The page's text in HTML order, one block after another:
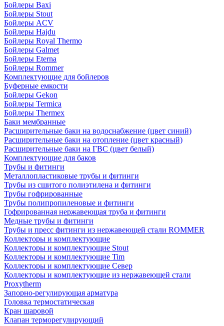
Бойлеры Baxi
Бойлеры Stout
Бойлеры ACV
Бойлеры Hajdu
Бойлеры Royal Thermo
Бойлеры Galmet
Бойлеры Eterna
Бойлеры Rommer
Комплектующие для бойлеров
Буферные емкости
Бойлеры Gekon
Бойлеры Termica
Бойлеры Thermex
Баки мембранные
Расширительные баки на водоснабжение (цвет синий)
Расширительные баки на отопление (цвет красный)
Расширительные баки на ГВС (цвет белый)
Комплектующие для баков
Трубы и фитинги
Металлопластиковые трубы и фитинги
Трубы из сшитого полиэтилена и фитинги
Трубы гофрированные
Трубы полипропиленовые и фитинги
Гофрированная нержавеющая труба и фитинги
Медные трубы и фитинги
Трубы и пресс фитинги из нержавеющей стали ROMMER
Коллекторы и комплектующие
Коллекторы и комплектующие Stout
Коллекторы и комплектующие Tim
Коллекторы и комплектующие Север
Коллекторы и комплектующие из нержавеющей стали
Proxytherm
Запорно-регулирующая арматура
Головка термостатическая
Кран шаровой
Клапан терморегулирующий